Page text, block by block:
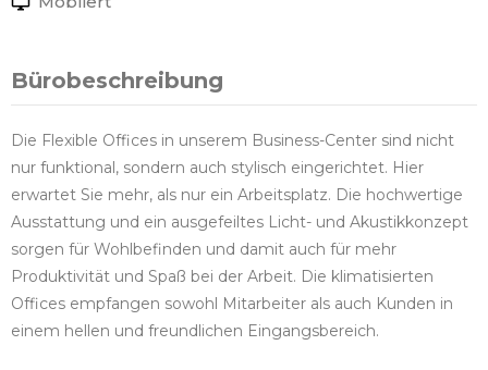
Bürobeschreibung
Die Flexible Offices in unserem Business-Center sind nicht
nur funktional, sondern auch stylisch eingerichtet. Hier
erwartet Sie mehr, als nur ein Arbeitsplatz. Die hochwertige
Ausstattung und ein ausgefeiltes Licht- und Akustikkonzept
sorgen für Wohlbefinden und damit auch für mehr
Produktivität und Spaß bei der Arbeit. Die klimatisierten
Offices empfangen sowohl Mitarbeiter als auch Kunden in
einem hellen und freundlichen Eingangsbereich.